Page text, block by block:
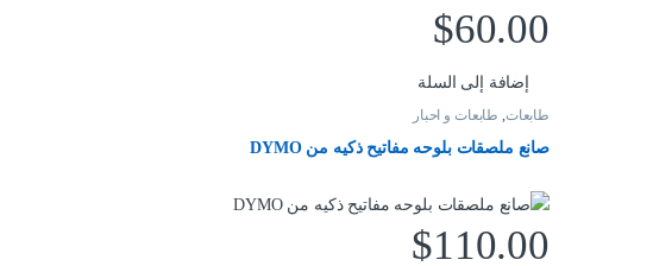
$60.00
إضافة إلى السلة
طابعات, طابعات و احبار
صانع ملصقات بلوحه مفاتيح ذكيه من DYMO
$110.00